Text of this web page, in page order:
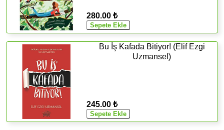
280.00 ₺
Bu İş Kafada Bitiyor! (Elif Ezgi
Uzmansel)
245.00 ₺